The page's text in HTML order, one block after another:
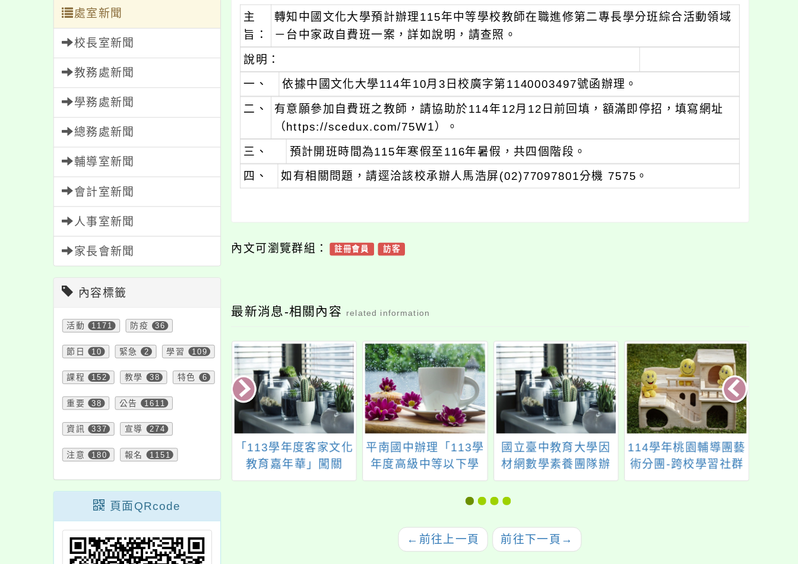
處室新聞
校長室新聞
教務處新聞
學務處新聞
總務處新聞
輔導室新聞
會計室新聞
人事室新聞
家長會新聞
內容標籤
活動 1171 防疫 36
節日 10 緊急 2 學習 109
課程 152 教學 38 特色 6
重要 38 公告 1611
資訊 337 宣導 274
注意 180 報名 1151
頁面QRcode
主
旨：
轉知中國文化大學預計辦理115年中等學校教師在職進修第二專長學分班綜合活動領域
－台中家政自費班一案，詳如說明，請查照。
說明：
一、
依據中國文化大學114年10月3日校廣字第1140003497號函辦理。
二、
有意願參加自費班之教師，請協助於114年12月12日前回填，額滿即停招，填寫網址
（https://scedux.com/75W1）。
三、
預計開班時間為115年寒假至116年暑假，共四個階段。
四、
如有相關問題，請逕洽該校承辦人馬浩屏(02)77097801分機 7575。
內文可瀏覽群組： 註冊會員 訪客
最新消息-相關內容 related information
育研究院「114
一屆辭典應用
工作坊」
2024彰師地理探索營
「113學年度客家文化
教育嘉年華」闖關
平南國中辦理「113學
年度高級中等以下學
校金融基礎教育融入
教學精進推廣計畫–親
國立臺中教育大學因
材網數學素養團隊辦
理「會考不再靠運
氣，數學互動帶你破
114學年桃園輔導團藝
術分團-跨校學習社群
《認識竹板快書之說
← 前往上一頁 前往下一頁 →